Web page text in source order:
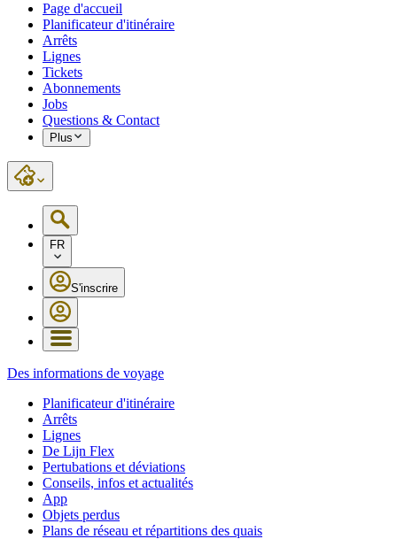
Page d'accueil
Planificateur d'itinéraire
Arrêts
Lignes
Tickets
Abonnements
Jobs
Questions & Contact
Plus
FR
S'inscrire
Des informations de voyage
Planificateur d'itinéraire
Arrêts
Lignes
De Lijn Flex
Pertubations et déviations
Conseils, infos et actualités
App
Objets perdus
Plans de réseau et répartitions des quais